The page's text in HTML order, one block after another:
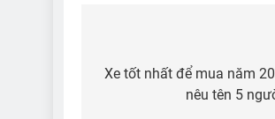
hướng
Xe tốt nhất để mua năm
nêu tên 5